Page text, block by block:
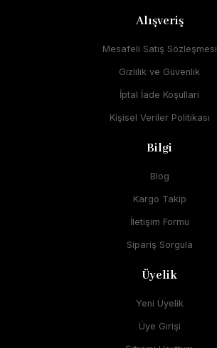
Alışveriş
Mesafeli Satış Sözleşmesi
Gizlilik ve Güvenlik
İptal İade Koşullari
Kişisel Veriler Politikası
Bilgi
Blog
Kargo Takip
İletişim Formu
Sipariş Sorgula
Üyelik
Yeni Üyelik
Üye Girişi